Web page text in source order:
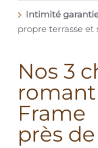
Intimité
propre terrasse et
Nos 3
Frame
près